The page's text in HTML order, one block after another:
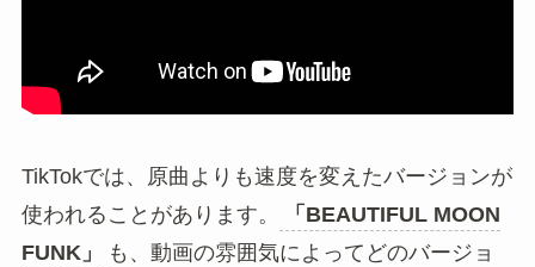
TikTokでは、原曲よりも速度を変えたバージョンが
使われることがあります。
「BEAUTIFUL MOON
FUNK」
も、動画の雰囲気によってどのバージョ